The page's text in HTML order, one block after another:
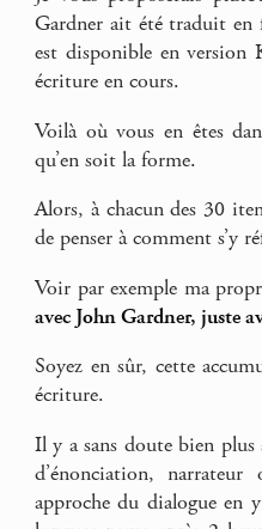
Gardner ait été traduit en
est disponible en version
écriture en cours.
Voilà où vous en êtes
qu’en soit la forme.
Alors, à chacun des 30
de penser à comment s’y
Voir par exemple ma
avec John Gardner, juste
Soyez en sûr, cette
écriture.
Il y a sans doute bien
d’énonciation,
approche du dialogue en